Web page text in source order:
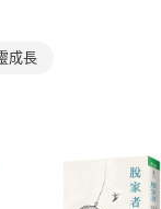
直營門市／銀行轉
公司）所提供，讓
店將買賣／分期付款
，商店將以您的個人
蒐集、處理及利用，
「AFTEE先享後付」
要取消訂單，請聯絡
示為準，若有關於
繫「AFTEE先享後付
於郵局i郵箱）
成長